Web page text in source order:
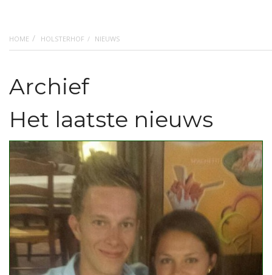
HOME HOLSTERHOF NIEUWS
Archief
Het laatste nieuws